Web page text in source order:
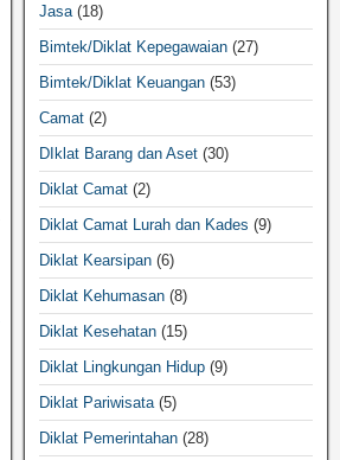
Jasa (18)
Bimtek/Diklat Kepegawaian (27)
Bimtek/Diklat Keuangan (53)
Camat (2)
DIklat Barang dan Aset (30)
Diklat Camat (2)
Diklat Camat Lurah dan Kades (9)
Diklat Kearsipan (6)
Diklat Kehumasan (8)
Diklat Kesehatan (15)
Diklat Lingkungan Hidup (9)
Diklat Pariwisata (5)
Diklat Pemerintahan (28)